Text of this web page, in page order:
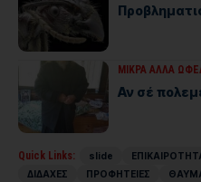
ΜΙΚΡΑ ΑΛΛΑ
Αν σέ
Quick Links: slide
ΔΙΔΑΧΕΣ
ΠΡΟΦΗΤΕΙΕΣ